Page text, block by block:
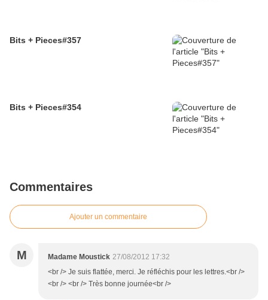
Bits + Pieces#357
Bits + Pieces#354
Commentaires
Ajouter un commentaire
M Madame Moustick 27/08/2012 17:32
<br /> Je suis flattée, merci. Je réfléchis pour les lettres.<br />
<br /> <br /> Très bonne journée<br />